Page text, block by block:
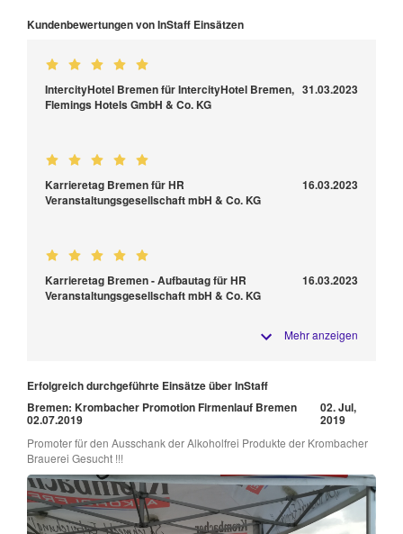
Kundenbewertungen von InStaff Einsätzen
IntercityHotel Bremen für IntercityHotel Bremen,
Flemings Hotels GmbH & Co. KG
31.03.2023
Karrieretag Bremen für HR
Veranstaltungsgesellschaft mbH & Co. KG
16.03.2023
Karrieretag Bremen - Aufbautag für HR
Veranstaltungsgesellschaft mbH & Co. KG
16.03.2023
Mehr anzeigen
Erfolgreich durchgeführte Einsätze über InStaff
Bremen: Krombacher Promotion Firmenlauf Bremen
02.07.2019
02. Jul,
2019
Promoter für den Ausschank der Alkoholfrei Produkte der Krombacher
Brauerei Gesucht !!!